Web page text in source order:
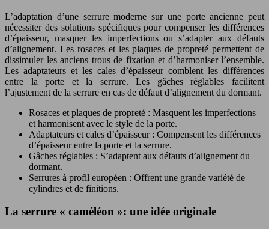
L’adaptation d’une serrure moderne sur une porte ancienne peut
nécessiter des solutions spécifiques pour compenser les différences
d’épaisseur, masquer les imperfections ou s’adapter aux défauts
d’alignement. Les rosaces et les plaques de propreté permettent de
dissimuler les anciens trous de fixation et d’harmoniser l’ensemble.
Les adaptateurs et les cales d’épaisseur comblent les différences
entre la porte et la serrure. Les gâches réglables facilitent
l’ajustement de la serrure en cas de défaut d’alignement du dormant.
Rosaces et plaques de propreté : Masquent les imperfections
et harmonisent avec le style de la porte.
Adaptateurs et cales d’épaisseur : Compensent les différences
d’épaisseur entre la porte et la serrure.
Gâches réglables : S’adaptent aux défauts d’alignement du
dormant.
Serrures à profil européen : Offrent une grande variété de
cylindres et de finitions.
La serrure « caméléon »: une idée originale